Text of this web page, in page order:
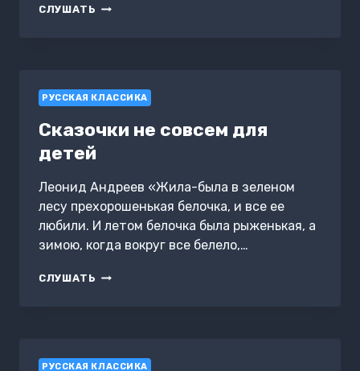
СЛУШАТЬ МАШЕНЬКА.
РУССКАЯ КЛАССИКА
Сказочки не совсем для
детей
Леонид Андреев «Жила-была в зеленом
лесу прехорошенькая белочка, и все ее
любили. И летом белочка была рыженькая, а
зимою, когда вокруг все белело,…
СЛУШАТЬ СКАЗОЧКИ
РУССКАЯ КЛАССИКА